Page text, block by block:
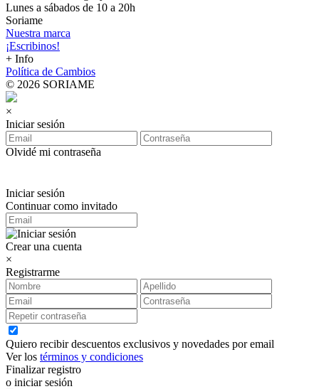
Lunes a sábados de 10 a 20h
Soriame
Nuestra marca
¡Escribinos!
+ Info
Política de Cambios
© 2026 SORIAME
×
Iniciar sesión
Olvidé mi contraseña
Iniciar sesión
Continuar como invitado
Crear una cuenta
×
Registrarme
Quiero recibir descuentos exclusivos y novedades por email
Ver los términos y condiciones
Finalizar registro
o iniciar sesión